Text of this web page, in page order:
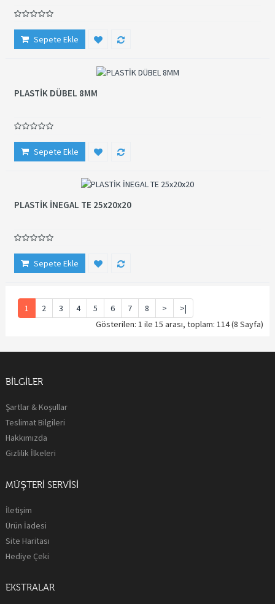
Sepete Ekle
PLASTİK DÜBEL 8MM
Sepete Ekle
PLASTİK İNEGAL TE 25x20x20
Sepete Ekle
1 2 3 4 5 6 7 8 >
>|
Gösterilen: 1 ile 15 arası, toplam: 114 (8 Sayfa)
BILGILER
Şartlar & Koşullar
Teslimat Bilgileri
Hakkımızda
Gizlilik İlkeleri
MÜŞTERI SERVISI
İletişim
Ürün İadesi
Site Haritası
Hediye Çeki
EKSTRALAR